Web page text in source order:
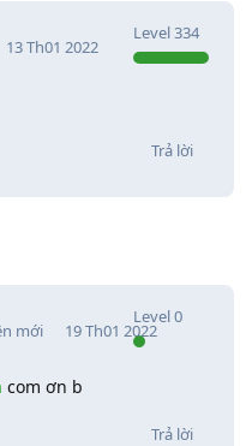
Level334
13 Th01 2022
Trả lời
mới
Level0
19 Th01 2022
com ơn b
Trả lời